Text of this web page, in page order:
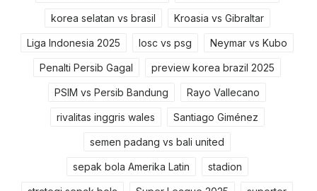
korea selatan vs brasil Kroasia vs Gibraltar
Liga Indonesia 2025 losc vs psg Neymar vs Kubo
Penalti Persib Gagal preview korea brazil 2025
PSIM vs Persib Bandung Rayo Vallecano
rivalitas inggris wales Santiago Giménez
semen padang vs bali united
sepak bola Amerika Latin stadion